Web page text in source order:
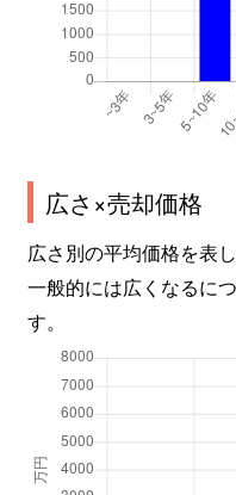
広さ×売却価格
広さ別の平均価格を表
一般的には広くなるに
す。